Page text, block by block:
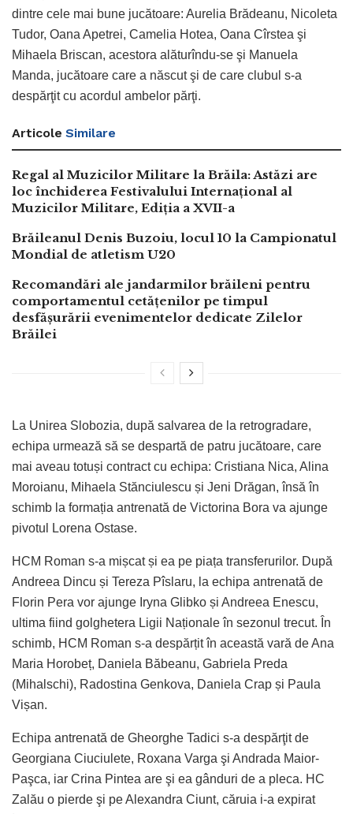
dintre cele mai bune jucătoare: Aurelia Brădeanu, Nicoleta
Tudor, Oana Apetrei, Camelia Hotea, Oana Cîrstea şi
Mihaela Briscan, acestora alăturîndu-se şi Manuela
Manda, jucătoare care a născut şi de care clubul s-a
despărţit cu acordul ambelor părţi.
Articole Similare
Regal al Muzicilor Militare la Brăila: Astăzi are
loc închiderea Festivalului Internațional al
Muzicilor Militare, Ediția a XVII-a
Brăileanul Denis Buzoiu, locul 10 la Campionatul
Mondial de atletism U20
Recomandări ale jandarmilor brăileni pentru
comportamentul cetățenilor pe timpul
desfășurării evenimentelor dedicate Zilelor
Brăilei
La Unirea Slobozia, după salvarea de la retrogradare,
echipa urmează să se despartă de patru jucătoare, care
mai aveau totuși contract cu echipa: Cristiana Nica, Alina
Moroianu, Mihaela Stănciulescu și Jeni Drăgan, însă în
schimb la formația antrenată de Victorina Bora va ajunge
pivotul Lorena Ostase.
HCM Roman s-a mișcat și ea pe piața transferurilor. După
Andreea Dincu și Tereza Pîslaru, la echipa antrenată de
Florin Pera vor ajunge Iryna Glibko și Andreea Enescu,
ultima fiind golghetera Ligii Naționale în sezonul trecut. În
schimb, HCM Roman s-a despărțit în această vară de Ana
Maria Horobeț, Daniela Băbeanu, Gabriela Preda
(Mihalschi), Radostina Genkova, Daniela Crap și Paula
Vișan.
Echipa antrenată de Gheorghe Tadici s-a despărţit de
Georgiana Ciuciulete, Roxana Varga şi Andrada Maior-
Paşca, iar Crina Pintea are şi ea gânduri de a pleca. HC
Zalău o pierde şi pe Alexandra Ciunt, căruia i-a expirat